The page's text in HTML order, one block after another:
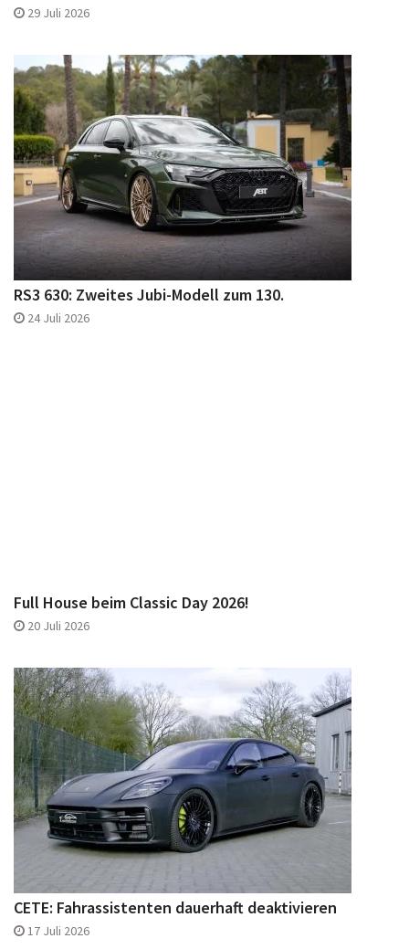
29 Juli 2026
RS3 630: Zweites Jubi-Modell zum 130.
24 Juli 2026
Full House beim Classic Day 2026!
20 Juli 2026
CETE: Fahrassistenten dauerhaft deaktivieren
17 Juli 2026